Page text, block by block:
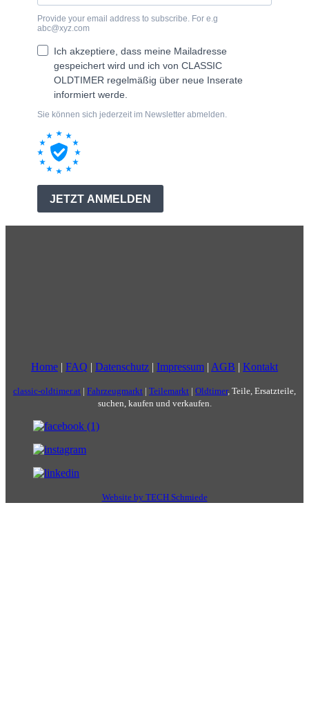
Home | FAQ | Datenschutz | Impressum | AGB | Kontakt
classic-oldtimer.at | Fahrzeugmarkt | Teilemarkt | Oldtimer, Teile, Ersatzteile,
suchen, kaufen und verkaufen.
Website by TECH Schmiede